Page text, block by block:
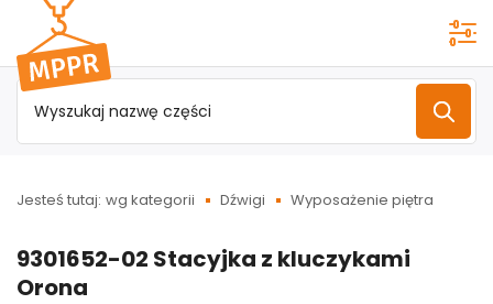
Przejdź do
menu
głównego
Jesteś tutaj: wg kategorii Dźwigi Wyposażenie piętra
9301652-02 Stacyjka z kluczykami
Orona